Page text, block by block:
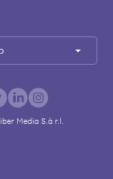
Media S.à r.l.